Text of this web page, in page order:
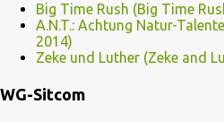
Big Time Rush (Big Time
A.N.T.: Achtung Natur-
2014)
Zeke und Luther (Zeke and
WG-Sitcom